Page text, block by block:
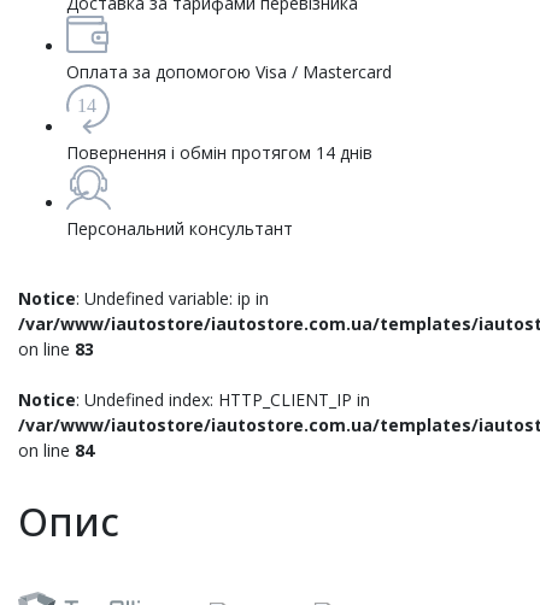
Оплата за допомогою Visa / Mastercard
14
Повернення і обмін протягом 14 днів
Персональний консультант
Notice: Undefined variable: ip in
/var/www/iautostore/iautostore.com.ua/templates/
on line 83
Notice: Undefined index: HTTP_CLIENT_IP in
/var/www/iautostore/iautostore.com.ua/templates/
on line 84
Опис